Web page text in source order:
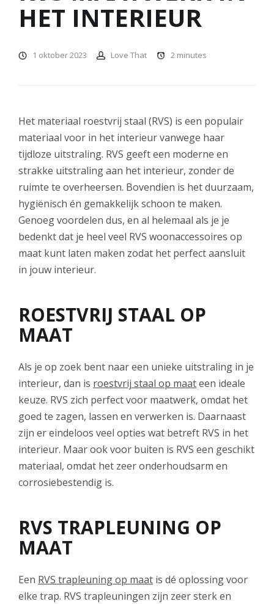
HET INTERIEUR
1 oktober 2023 Love That 2 minutes
Het materiaal roestvrij staal (RVS) is een populair
materiaal voor in het interieur vanwege haar
tijdloze uitstraling. RVS geeft een moderne en
strakke uitstraling aan het interieur, zonder de
ruimte te overheersen. Bovendien is het duurzaam,
hygiënisch én gemakkelijk schoon te maken.
Genoeg voordelen dus, en al helemaal als je je
bedenkt dat je heel veel RVS woonaccessoires op
maat kunt laten maken zodat het perfect aansluit
in jouw interieur.
ROESTVRIJ STAAL OP
MAAT
Als je op zoek bent naar een unieke uitstraling in je
interieur, dan is roestvrij staal op maateen ideale
keuze. RVS zich perfect voor maatwerk, omdat het
goed te zagen, lassen en verwerken is. Daarnaast
zijn er eindeloos veel opties wat betreft RVS in het
interieur. Maar ook voor buiten is RVS een geschikt
materiaal, omdat het zeer onderhoudsarm en
corrosiebestendig is.
RVS TRAPLEUNING OP
MAAT
Een RVS trapleuning op maat is dé oplossing voor
elke trap. RVS trapleuningen zijn zeer sterk en